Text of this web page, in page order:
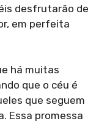
desfrutarão de
em perfeita
há muitas
que o céu é
que seguem
Essa promessa